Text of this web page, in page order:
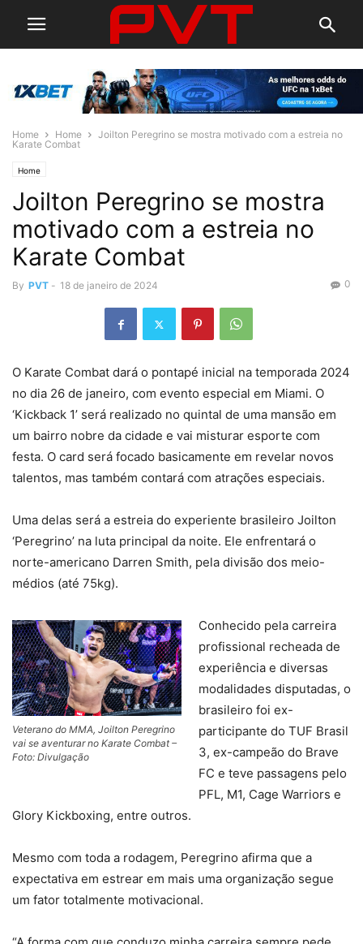
Home Home
Joilton Peregrino se mostra motivado com a estreia no
Karate Combat
Home
Joilton Peregrino se mostra
motivado com a estreia no
Karate Combat
By PVT - 18 de janeiro de 2024 0
O Karate Combat dará o pontapé inicial na temporada 2024
no dia 26 de janeiro, com evento especial em Miami. O
‘Kickback 1’ será realizado no quintal de uma mansão em
um bairro nobre da cidade e vai misturar esporte com
festa. O card será focado basicamente em revelar novos
talentos, mas também contará com atrações especiais.
Uma delas será a estreia do experiente brasileiro Joilton
‘Peregrino’ na luta principal da noite. Ele enfrentará o
norte-americano Darren Smith, pela divisão dos meio-
médios (até 75kg).
Veterano do MMA, Joilton Peregrino
vai se aventurar no Karate Combat –
Foto: Divulgação
Conhecido pela carreira
profissional recheada de
experiência e diversas
modalidades disputadas, o
brasileiro foi ex-
participante do TUF Brasil
3, ex-campeão do Brave
FC e teve passagens pelo
PFL, M1, Cage Warriors e
Glory Kickboxing, entre outros.
Mesmo com toda a rodagem, Peregrino afirma que a
expectativa em estrear em mais uma organização segue
um fator totalmente motivacional.